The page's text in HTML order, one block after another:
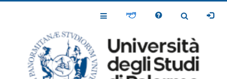
Toggle
Toggle